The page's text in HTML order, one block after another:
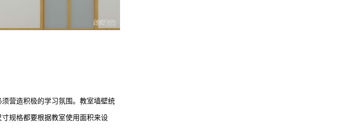
营造积极的学习氛围。教室墙壁统
规格都要根据教室使用面积来设